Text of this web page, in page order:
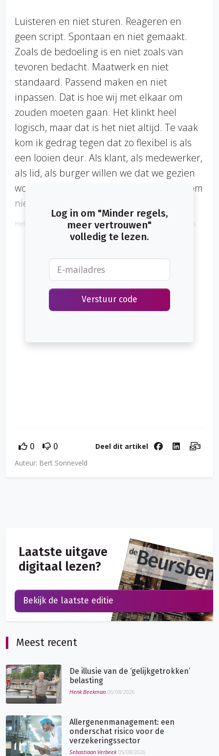
Luisteren en niet sturen. Reageren en
geen script. Spontaan en niet gemaakt.
Zoals de bedoeling is en niet zoals van
tevoren bedacht. Maatwerk en niet
standaard. Passend maken en niet
inpassen. Dat is hoe wij met elkaar om
zouden moeten gaan. Het klinkt heel
logisch, maar dat is het niet altijd. Te vaak
kom ik gedrag tegen dat zo flexibel is als
een looien deur. Als klant, als medewerker,
als lid, als burger willen we dat we gezien
worden. We zijn toch mensen! Dus waarom
niet: vertrouwen en minder regels.
Helaas worden we allemaal geconfronteerd met situaties
waarin de regels niet opgaan en je probeert begrip te
krijgen voor jouw situatie. Wellicht zijn de volgende situaties
herkenbaar…
Log in om "Minder regels,
meer vertrouwen"
volledig te lezen.
Verstuur code
0 0
Deel dit artikel
Auteur: Bert Sonneveld
Meest recent
De illusie van de ‘gelijkgetrokken’
belasting
Henk Beekman 06/08/2026
Allergenenmanagement: een
onderschat risico voor de
verzekeringssector
Sebastiaan Verbeek 05/08/2026
Laatste uitgave
digitaal lezen?
Bekijk de laatste editie